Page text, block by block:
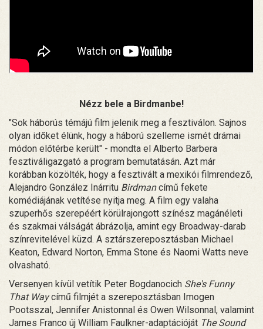
Nézz bele a Birdmanbe!
"Sok háborús témájú film jelenik meg a fesztiválon. Sajnos
olyan időket élünk, hogy a háború szelleme ismét drámai
módon előtérbe került" - mondta el Alberto Barbera
fesztiváligazgató a program bemutatásán. Azt már
korábban közölték, hogy a fesztivált a mexikói filmrendező,
Alejandro González Inárritu Birdmancímű fekete
komédiájának vetítése nyitja meg. A film egy valaha
szuperhős szerepéért körülrajongott színész magánéleti
és szakmai válságát ábrázolja, amint egy Broadway-darab
színrevitelével küzd. A sztárszereposztásban Michael
Keaton, Edward Norton, Emma Stone és Naomi Watts neve
olvasható.
Versenyen kívül vetítik Peter Bogdanocich She's Funny
That Waycímű filmjét a szereposztásban Imogen
Pootsszal, Jennifer Anistonnal és Owen Wilsonnal, valamint
James Franco új William Faulkner-adaptációját The Sound